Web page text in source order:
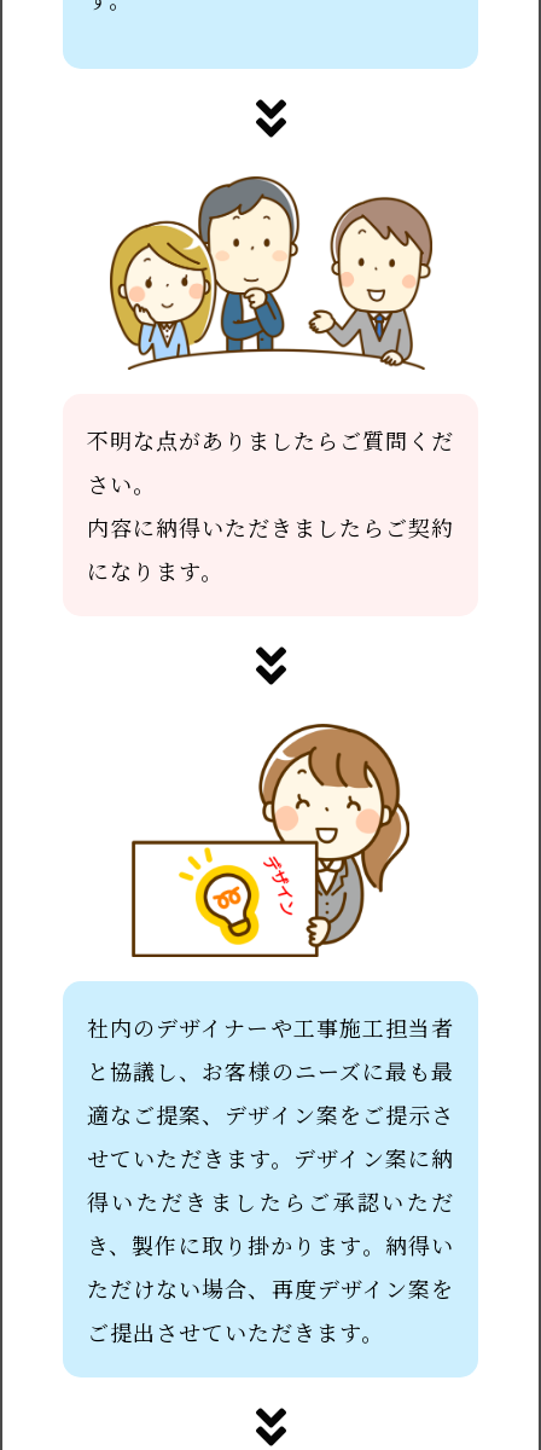
不明な点がありましたらご質問くだ
さい。
内容に納得いただきましたらご契約
になります。
社内のデザイナーや工事施工担当者
と協議し、お客様のニーズに最も最
適なご提案、デザイン案をご提示さ
せていただきます。デザイン案に納
得いただきましたらご承認いただ
き、製作に取り掛かります。納得い
ただけない場合、再度デザイン案を
ご提出させていただきます。